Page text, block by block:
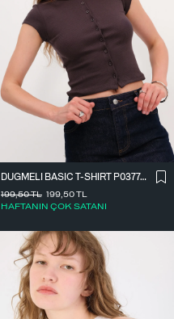
DÜĞMELI BASIC T-SHIRT P0377-K12
199,50TL
HAFTANIN ÇOK SATANI
199,50TL